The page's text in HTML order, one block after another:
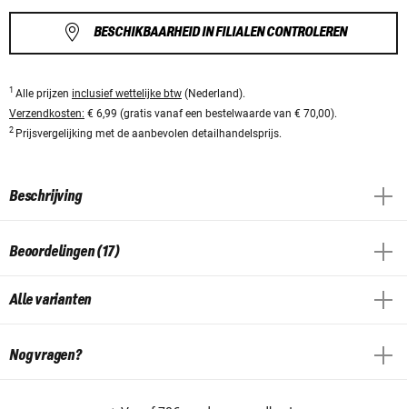
BESCHIKBAARHEID IN FILIALEN CONTROLEREN
1 Alle prijzen inclusief wettelijke btw (Nederland).
Verzendkosten: € 6,99 (gratis vanaf een bestelwaarde van € 70,00).
2 Prijsvergelijking met de aanbevolen detailhandelsprijs.
Beschrijving
Beoordelingen (17)
Alle varianten
Nog vragen?